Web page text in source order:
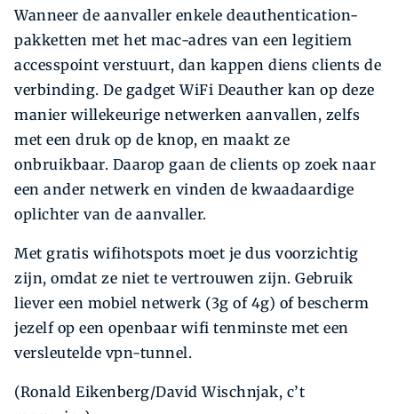
Wanneer de aanvaller enkele deauthentication-
pakketten met het mac-adres van een legitiem
accesspoint verstuurt, dan kappen diens clients de
verbinding. De gadget WiFi Deauther kan op deze
manier willekeurige netwerken aanvallen, zelfs
met een druk op de knop, en maakt ze
onbruikbaar. Daarop gaan de clients op zoek naar
een ander netwerk en vinden de kwaadaardige
oplichter van de aanvaller.
Met gratis wifihotspots moet je dus voorzichtig
zijn, omdat ze niet te vertrouwen zijn. Gebruik
liever een mobiel netwerk (3g of 4g) of bescherm
jezelf op een openbaar wifi tenminste met een
versleutelde vpn-tunnel.
(Ronald Eikenberg/David Wischnjak, c’t